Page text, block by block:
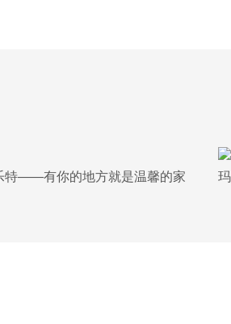
特——有你的地方就是温馨的家